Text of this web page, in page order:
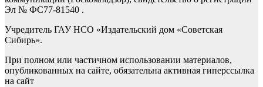
Эл № ФС77-81540 .
Учредитель ГАУ НСО «Издательский дом «Советская
Сибирь».
При полном или частичном использовании материалов,
опубликованных на сайте, обязательна активная гиперссылка
на сайт